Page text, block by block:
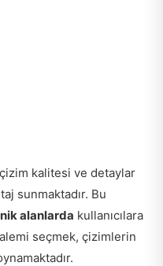
kalitesi ve detaylar
sunmaktadır. Bu
alanlarda kullanıcılara
seçmek, çizimlerin